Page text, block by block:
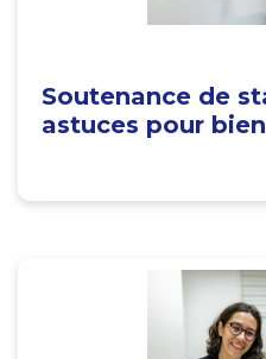
Soutenance de
astuces pour